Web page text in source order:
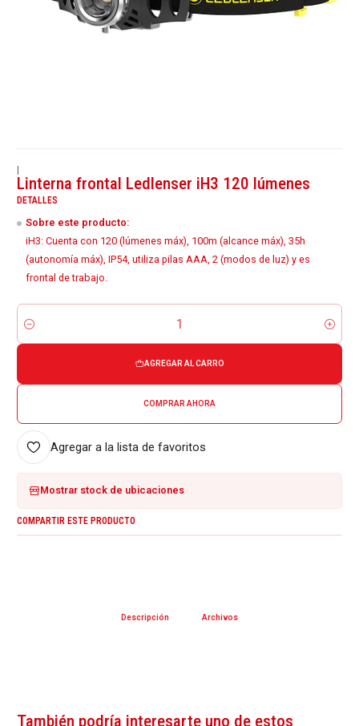
|
Linterna frontal Ledlenser iH3 120 lúmenes
DETALLES
Sobre este producto:
iH3: Cuenta con 120 (lúmenes máx), 100m (alcance máx), 35h
(autonomía máx), IP54, utiliza pilas AAA, 2 (modos de luz) y es
frontal de trabajo.
Cantidad
AGREGAR AL CARRO
COMPRAR AHORA
Agregar a la lista de favoritos
Mostrar stock de ubicaciones
COMPARTIR ESTE PRODUCTO
Descripción Archivos
También podría interesarte uno de estos